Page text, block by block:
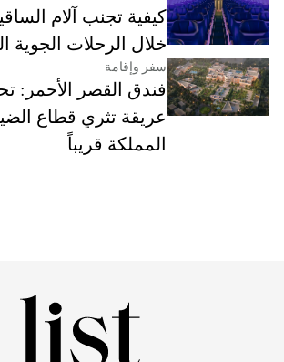
كيفية تجنب آلام
خلال الرحلات الجوية
سفر وإقامة
فندق القصر الأحمر:
عريقة تثري قطاع
المملكة قريباً